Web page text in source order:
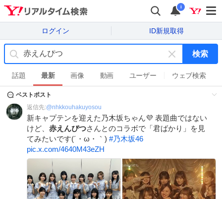
i
ログイン ID新規取得
キ
ー
ワ
を
消
検索
話題 最新 画像 動画 ユーザー ウェブ検索
ベストポスト
返信先:@nhkkouhakuyosou
新キャプテンを迎えた乃木坂ちゃん💜 表題曲ではない
けど、 赤えんぴつさんとのコラボで「君ばかり」を見
てみたいです(´・ω・｀) #乃木坂46
pic.x.com/4640M43eZH